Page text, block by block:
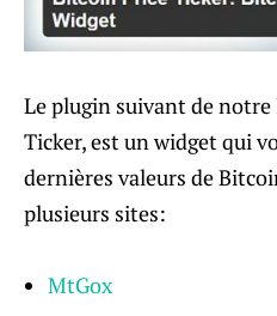
Le plugin suivant de
Ticker, est un widget qui
dernières valeurs de
plusieurs sites:
MtGox